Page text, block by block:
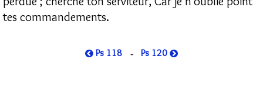
tes commandements.
Ps 118 - Ps 120